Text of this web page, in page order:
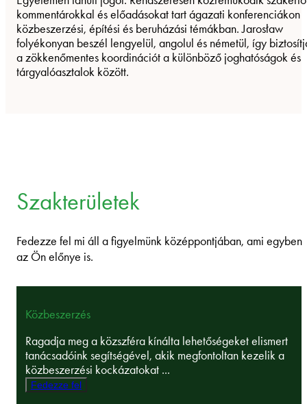
kommentárokkal és előadásokat tart ágazati konferenciákon
közbeszerzési, építési és beruházási témákban. Jarosław
folyékonyan beszél lengyelül, angolul és németül, így
a zökkenőmentes koordinációt a különböző joghatóságok és
tárgyalóasztalok között.
Szakterületek
Fedezze fel mi áll a figyelmünk középpontjában, ami egyben
az Ön előnye is.
Közbeszerzés
Ragadja meg a közszféra kínálta lehetőségeket elismert
tanácsadóink segítségével, akik megfontoltan kezelik a
közbeszerzési kockázatokat ...
Fedezze fel